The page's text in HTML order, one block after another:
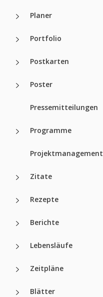
Planer
Portfolio
Postkarten
Poster
Pressemitteilungen
Programme
Projektmanagement
Zitate
Rezepte
Berichte
Lebensläufe
Zeitpläne
Blätter